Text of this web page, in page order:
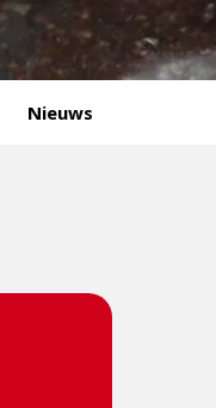
Nieuws